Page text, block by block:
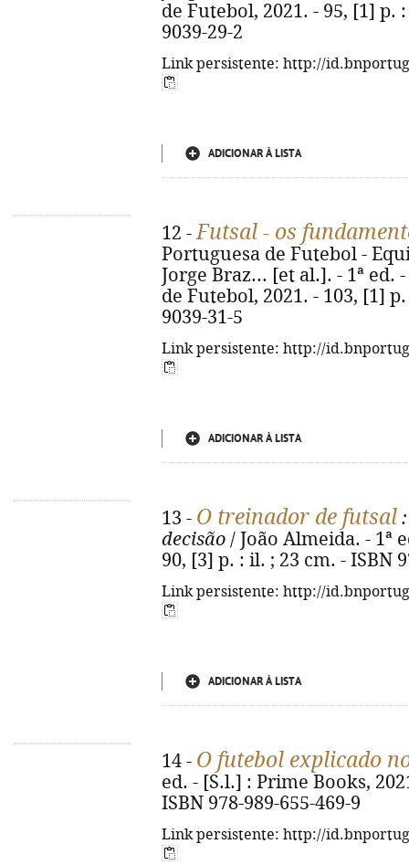
de Futebol, 2021. - 95, [1] p.
9039-29-2
Link persistente: http://
ADICIONAR À LISTA
12 -Futsal - os
Portuguesa de Futebol -
Jorge Braz... [et al.]. - 1ª ed.
de Futebol, 2021. - 103, [1]
9039-31-5
Link persistente: http://
ADICIONAR À LISTA
13 - O treinador de futsal
decisão / João Almeida. - 1ª
90, [3] p. : il. ; 23 cm. - ISBN
Link persistente: http://
ADICIONAR À LISTA
14 - O futebol explicado
ed. - [S.l.] : Prime Books,
ISBN 978-989-655-469-9
Link persistente: http://